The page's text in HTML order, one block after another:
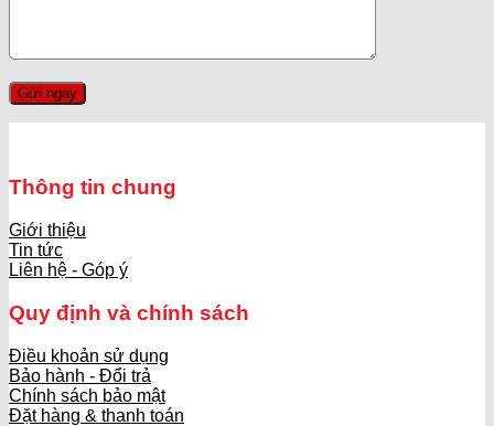
Thông tin chung
Giới thiệu
Tin tức
Liên hệ - Góp ý
Quy định và chính sách
Điều khoản sử dụng
Bảo hành - Đổi trả
Chính sách bảo mật
Đặt hàng & thanh toán